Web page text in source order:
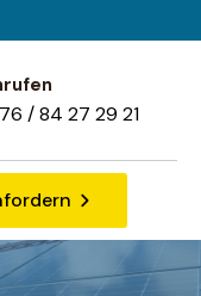
/ 84 27 29 21